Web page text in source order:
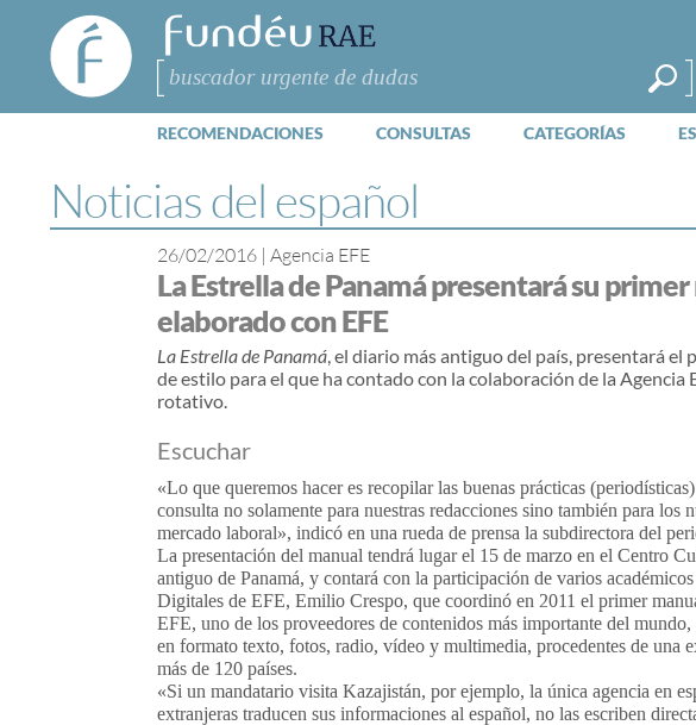
FundéuRAE
- Fundación
del Español
Urgente
Buscar
RECOMENDACIONES CONSULTAS CATEGORÍAS
Noticias del español
26/02/2016 | Agencia EFE
La Estrella de Panamá presentará su
elaborado con EFE
La Estrella de Panamá, el diario más antiguo del país, presentará
de estilo para el que ha contado con la colaboración de la
rotativo.
Escuchar
«Lo que queremos hacer es recopilar las buenas prácticas
consulta no solamente para nuestras redacciones sino también para los
mercado laboral», indicó en una rueda de prensa la subdirectora del
La presentación del manual tendrá lugar el 15 de marzo en el Centro
antiguo de Panamá, y contará con la participación de varios
Digitales de EFE, Emilio Crespo, que coordinó en 2011 el primer
EFE, uno de los proveedores de contenidos más importante del
en formato texto, fotos, radio, vídeo y multimedia, procedentes de una
más de 120 países.
«Si un mandatario visita Kazajistán, por ejemplo, la única agencia en
extranjeras traducen sus informaciones al español, no las escriben